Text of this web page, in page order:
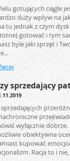
gotujących ciągle
duży wpływ na
tu jednak z czym
gotować i tym
byle jaki sprzęt i
sprzedający
sprzedających
wyłącznie
obiektywna
kupować
Racja to i